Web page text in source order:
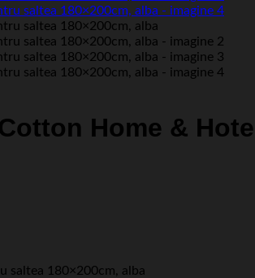
Home &
saltea 180×200cm, alba